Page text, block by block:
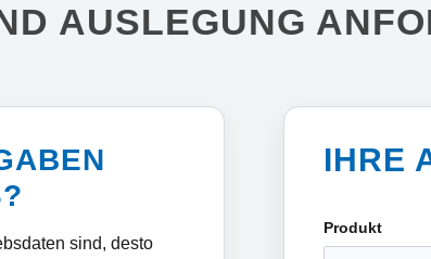
AUSLEGUNG
sind, desto
IHRE
Produkt